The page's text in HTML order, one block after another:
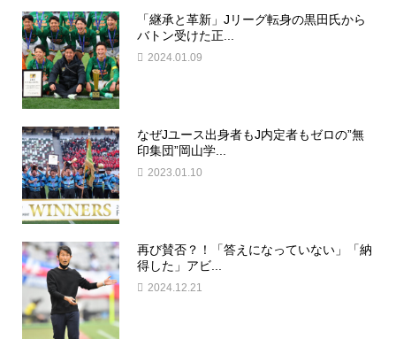
「継承と革新」Jリーグ転身の黒田氏から
バトン受けた正...
2024.01.09
なぜJユース出身者もJ内定者もゼロの”無
印集団”岡山学...
2023.01.10
再び賛否？！「答えになっていない」「納
得した」アビ...
2024.12.21